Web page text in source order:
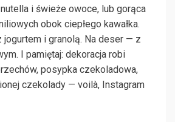
i świeże owoce, lub gorąca
obok ciepłego kawałka.
jogurtem i granolą. Na deser — z
I pamiętaj: dekoracja robi
posypka czekoladowa,
czekolady — voilà, Instagram